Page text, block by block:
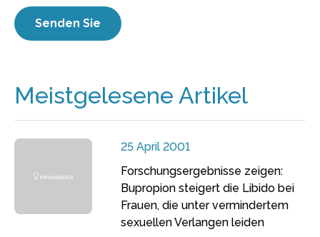
Meistgelesene Artikel
25 April 2001
Forschungsergebnisse zeigen:
Bupropion steigert die Libido bei
Frauen, die unter vermindertem
sexuellen Verlangen leiden